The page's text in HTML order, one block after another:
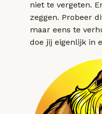
niet te vergeten.
zeggen. Probeer
maar eens te
doe jij eigenlijk in